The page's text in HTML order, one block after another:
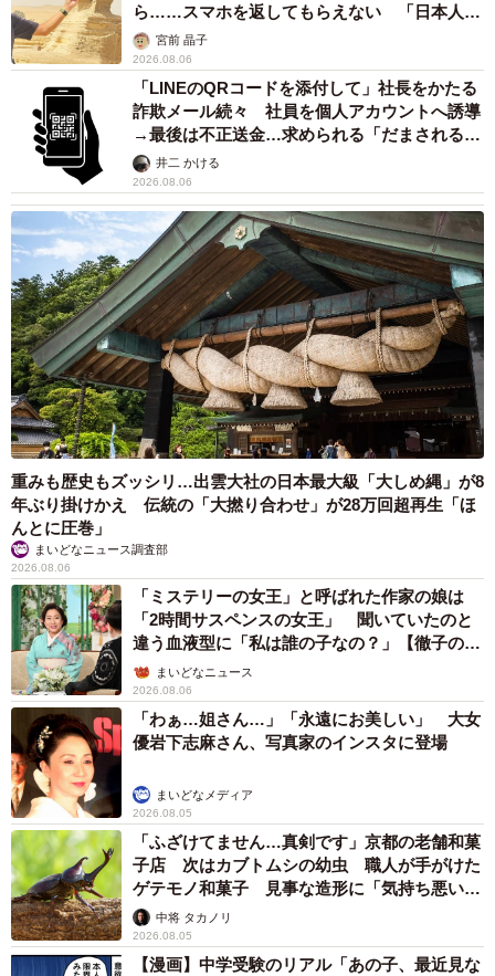
ら……スマホを返してもらえない 「日本人は
カモ代表かも」「私は6時間で3万円払った」
宮前 晶子
2026.08.06
「LINEのQRコードを添付して」社長をかたる
詐欺メール続々 社員を個人アカウントへ誘導
→最後は不正送金…求められる「だまされる前
提」の対策
井二 かける
2026.08.06
重みも歴史もズッシリ…出雲大社の日本最大級「大しめ縄」が8
年ぶり掛けかえ 伝統の「大撚り合わせ」が28万回超再生「ほ
んとに圧巻」
まいどなニュース調査部
2026.08.06
「ミステリーの女王」と呼ばれた作家の娘は
「2時間サスペンスの女王」 聞いていたのと
違う血液型に「私は誰の子なの？」【徹子の部
屋】まいどなニュース
2026.08.06
「わぁ…姐さん…」「永遠にお美しい」 大女
優岩下志麻さん、写真家のインスタに登場
まいどなメディア
2026.08.05
「ふざけてません…真剣です」京都の老舗和菓
子店 次はカブトムシの幼虫 職人が手がけた
ゲテモノ和菓子 見事な造形に「気持ち悪いく
らいリアル」
中将 タカノリ
2026.08.05
【漫画】中学受験のリアル「あの子、最近見な